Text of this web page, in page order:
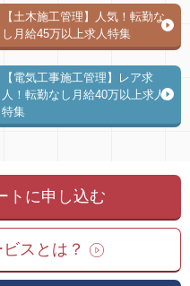
【土木施工管理】人気！転勤な
し月給45万以上求人特集
【電気工事施工管理】レア求
人！転勤なし月給40万以上求人
特集
トに申し込む
スとは？